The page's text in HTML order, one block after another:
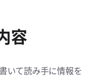
容
いて読み手に情報を